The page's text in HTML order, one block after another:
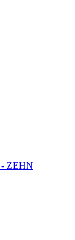
- ZEHN